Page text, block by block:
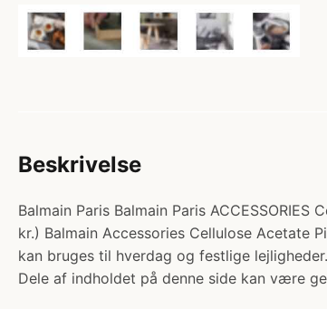
Beskrivelse
Balmain Paris Balmain Paris
kr.) Balmain Accessories Cellulose Acetate
kan bruges til hverdag og festlige
Dele af indholdet på denne side kan være